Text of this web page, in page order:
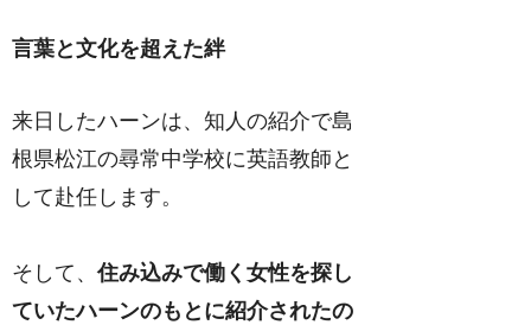
言葉と文化を超えた絆
来日したハーンは、知人の紹介で島
根県松江の尋常中学校に英語教師と
して赴任します。
そして、住み込みで働く女性を探し
ていたハーンのもとに紹介されたの